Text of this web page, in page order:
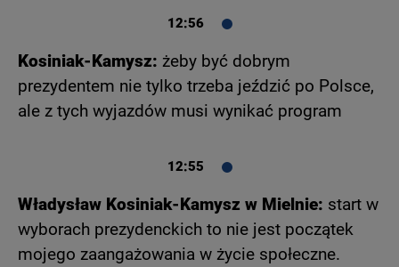
12:56
Kosiniak-Kamysz: żeby być dobrym
prezydentem nie tylko trzeba jeździć po Polsce,
ale z tych wyjazdów musi wynikać program
12:55
Władysław Kosiniak-Kamysz w Mielnie: start w
wyborach prezydenckich to nie jest początek
mojego zaangażowania w życie społeczne.